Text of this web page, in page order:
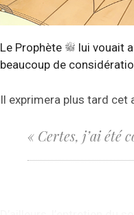
Le Prophète
lui vouait
beaucoup de
Il exprimera plus tard cet
« Certes, j’ai été